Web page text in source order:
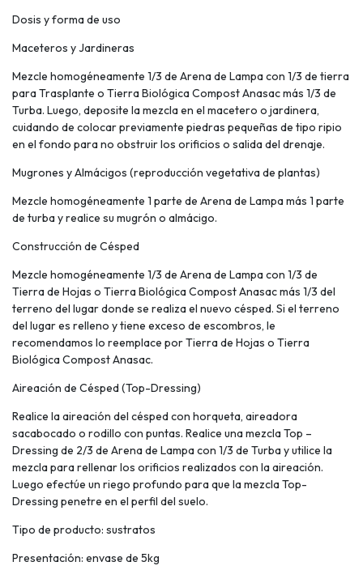
Dosis y forma de uso
Maceteros y Jardineras
Mezcle homogéneamente 1/3 de Arena de Lampa con 1/3 de tierra
para Trasplante o Tierra Biológica Compost Anasac más 1/3 de
Turba. Luego, deposite la mezcla en el macetero o jardinera,
cuidando de colocar previamente piedras pequeñas de tipo ripio
en el fondo para no obstruir los orificios o salida del drenaje.
Mugrones y Almácigos (reproducción vegetativa de plantas)
Mezcle homogéneamente 1 parte de Arena de Lampa más 1 parte
de turba y realice su mugrón o almácigo.
Construcción de Césped
Mezcle homogéneamente 1/3 de Arena de Lampa con 1/3 de
Tierra de Hojas o Tierra Biológica Compost Anasac más 1/3 del
terreno del lugar donde se realiza el nuevo césped. Si el terreno
del lugar es relleno y tiene exceso de escombros, le
recomendamos lo reemplace por Tierra de Hojas o Tierra
Biológica Compost Anasac.
Aireación de Césped (Top-Dressing)
Realice la aireación del césped con horqueta, aireadora
sacabocado o rodillo con puntas. Realice una mezcla Top –
Dressing de 2/3 de Arena de Lampa con 1/3 de Turba y utilice la
mezcla para rellenar los orificios realizados con la aireación.
Luego efectúe un riego profundo para que la mezcla Top-
Dressing penetre en el perfil del suelo.
Tipo de producto: sustratos
Presentación: envase de 5kg